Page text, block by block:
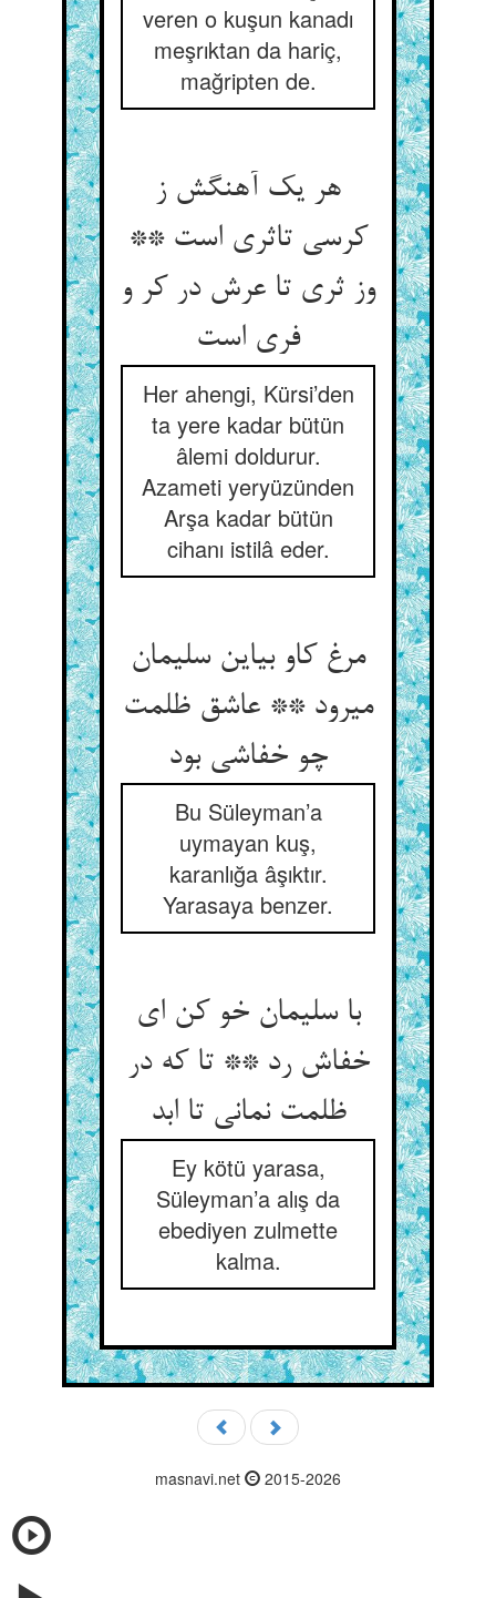
veren o kuşun kanadı
meşrıktan da hariç,
mağripten de.
هر یک آهنگش ز
کرسی تاثری است **
وز ثری تا عرش در کر و
فری است‏
Her ahengi, Kürsi’den
ta yere kadar bütün
âlemi doldurur.
Azameti yeryüzünden
Arşa kadar bütün
cihanı istilâ eder.
مرغ کاو بی‏این سلیمان
می‏رود ** عاشق ظلمت
چو خفاشی بود
Bu Süleyman’a
uymayan kuş,
karanlığa âşıktır.
Yarasaya benzer.
با سلیمان خو کن ای
خفاش رد ** تا که در
ظلمت نمانی تا ابد
Ey kötü yarasa,
Süleyman’a alış da
ebediyen zulmette
kalma.
masnavi.net 2015-2026